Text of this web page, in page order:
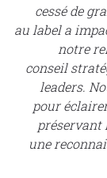
cessé de
au label a
notre
conseil
leaders.
pour
préservant
une